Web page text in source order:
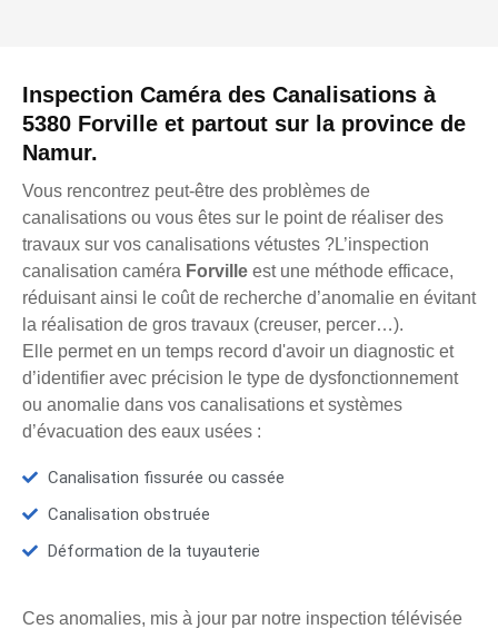
Inspection Caméra des Canalisations à
5380 Forville et partout sur la province de
Namur.
Vous rencontrez peut-être des problèmes de
canalisations ou vous êtes sur le point de réaliser des
travaux sur vos canalisations vétustes ?L’inspection
canalisation caméra Forville est une méthode efficace,
réduisant ainsi le coût de recherche d’anomalie en évitant
la réalisation de gros travaux (creuser, percer…).
Elle permet en un temps record d'avoir un diagnostic et
d’identifier avec précision le type de dysfonctionnement
ou anomalie dans vos canalisations et systèmes
d’évacuation des eaux usées :
Canalisation fissurée ou cassée
Canalisation obstruée
Déformation de la tuyauterie
Ces anomalies, mis à jour par notre inspection télévisée